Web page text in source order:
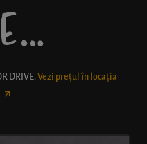
DRIVE. Vezi prețul în locația